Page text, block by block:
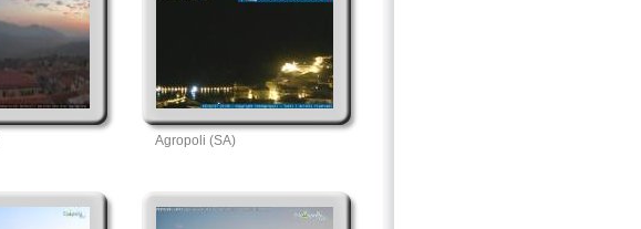
Agropoli (SA)